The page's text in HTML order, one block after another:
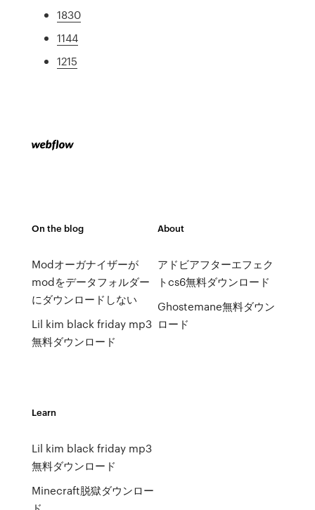
1830
1144
1215
On the blog
Modオーガナイザーが
modをデータフォルダー
にダウンロードしない
Lil kim black friday mp3
無料ダウンロード
About
アドビアフターエフェク
トcs6無料ダウンロード
Ghostemane無料ダウン
ロード
Learn
Lil kim black friday mp3
無料ダウンロード
Minecraft脱獄ダウンロー